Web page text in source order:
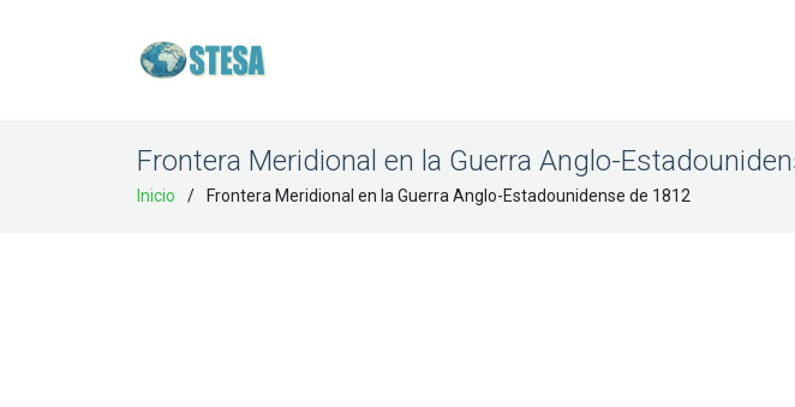
Frontera Meridional en la Guerra Anglo-
Inicio Frontera Meridional en la Guerra Anglo-Estadounidense de 1812